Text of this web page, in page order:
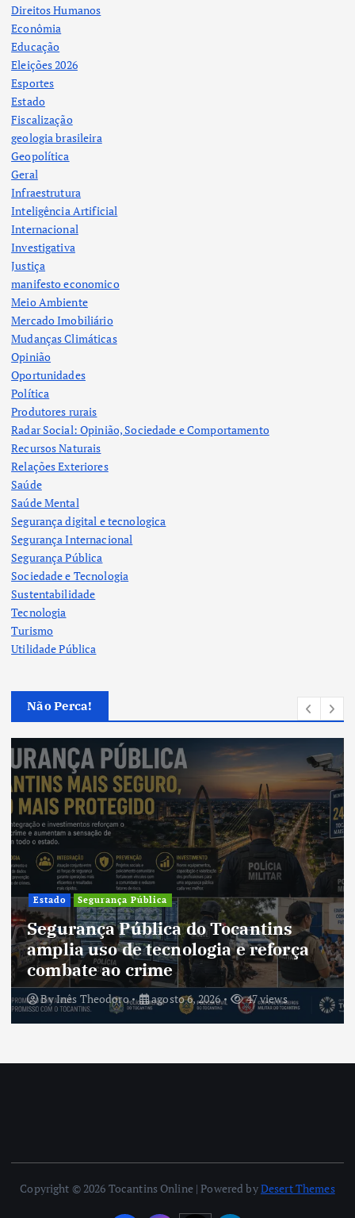
Direitos Humanos
Econômia
Educação
Eleições 2026
Esportes
Estado
Fiscalização
geologia brasileira
Geopolítica
Geral
Infraestrutura
Inteligência Artificial
Internacional
Investigativa
Justiça
manifesto economico
Meio Ambiente
Mercado Imobiliário
Mudanças Climáticas
Opinião
Oportunidades
Política
Produtores rurais
Radar Social: Opinião, Sociedade e Comportamento
Recursos Naturais
Relações Exteriores
Saúde
Saúde Mental
Segurança digital e tecnologica
Segurança Internacional
Segurança Pública
Sociedade e Tecnologia
Sustentabilidade
Tecnologia
Turismo
Utilidade Pública
Não Perca!
Cultura
Cultura do Tocantins preserva
tradições e fortalece identidade de
um estado em constante
transformação
ByInês Theodoro agosto 5, 2026 45 views
Copyright © 2026 Tocantins Online | Powered byDesert Themes